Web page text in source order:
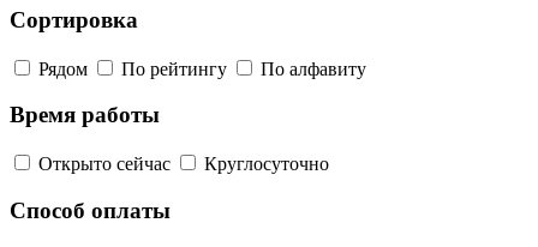
Сортировка
Рядом По рейтингу По алфавиту
Время работы
Открыто сейчас Круглосуточно
Способ оплаты